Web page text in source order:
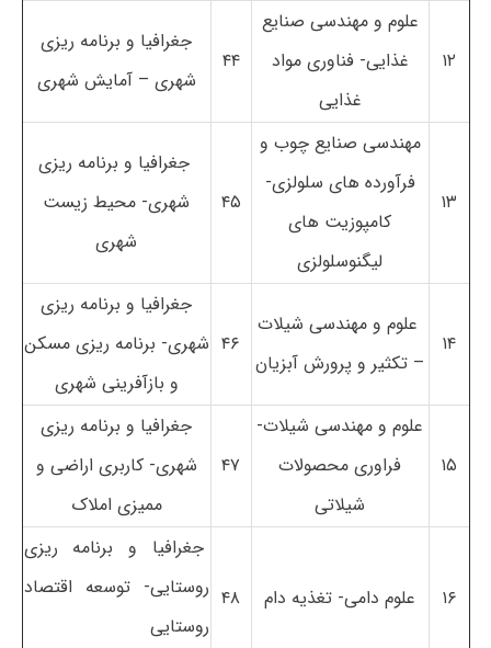
۱۲
علوم و مهندسی صنایع
غذایی- فناوری مواد
غذایی
۴۴
جغرافیا و برنامه ریزی
شهری – آمایش شهری
۱۳
مهندسی صنایع چوب و
فرآورده های سلولزی-
کامپوزیت های
لیگنوسلولزی
۴۵
جغرافیا و برنامه ریزی
شهری- محیط زیست
شهری
۱۴
علوم و مهندسی شیلات
– تکثیر و پرورش آبزیان
۴۶
جغرافیا و برنامه ریزی
شهری- برنامه ریزی مسکن
و بازآفرینی شهری
۱۵
علوم و مهندسی شیلات-
فراوری محصولات
شیلاتی
۴۷
جغرافیا و برنامه ریزی
شهری- کاربری اراضی و
ممیزی املاک
۱۶ علوم دامی- تغذیه دام ۴۸
جغرافیا و برنامه ریزی
روستایی- توسعه اقتصاد
روستایی